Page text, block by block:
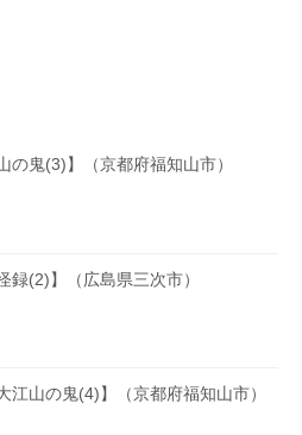
の鬼(3)】（京都府福知山市）
録(2)】（広島県三次市）
江山の鬼(4)】（京都府福知山市）